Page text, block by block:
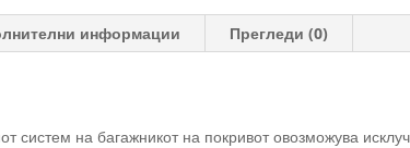
информации Прегледи (0)
систем на багажникот на покривот овозможува